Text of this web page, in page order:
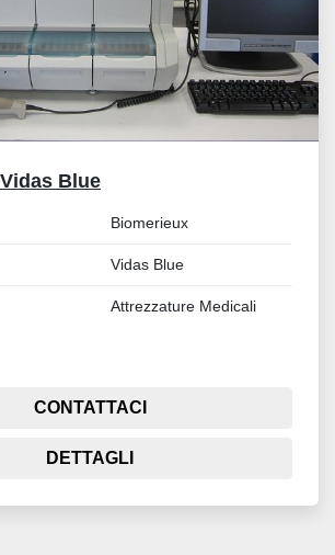
Blue
Biomerieux
Vidas Blue
Attrezzature Medicali
CONTATTACI
DETTAGLI